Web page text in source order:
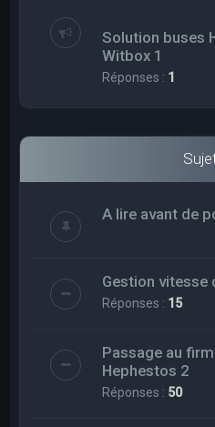
Solution buses
Witbox 1
Réponses : 1
A lire avant de
Gestion vitesse
Réponses : 15
Passage au
Hephestos 2
Réponses : 50